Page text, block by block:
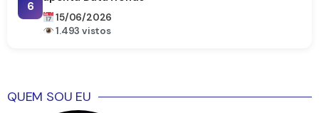
6
15/06/2026
1.493 vistos
QUEM SOU EU